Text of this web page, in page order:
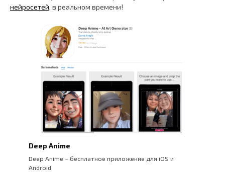
нейросетей, в реальном времени!
Deep Anime
Deep Anime – бесплатное приложение для iOS и
Android